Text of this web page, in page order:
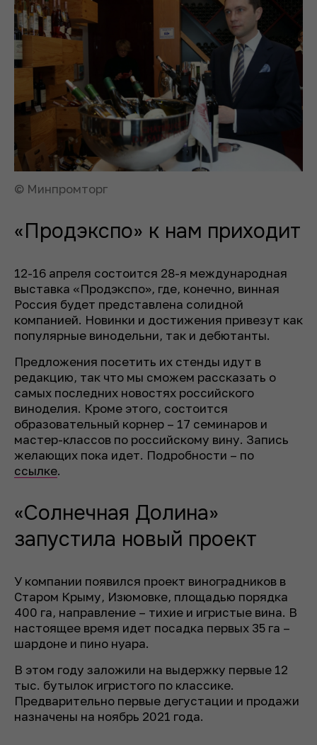
© Минпромторг
«Продэкспо» к нам приходит
12-16 апреля состоится 28-я международная
выставка «Продэкспо», где, конечно, винная
Россия будет представлена солидной
компанией. Новинки и достижения привезут как
популярные винодельни, так и дебютанты.
Предложения посетить их стенды идут в
редакцию, так что мы сможем рассказать о
самых последних новостях российского
виноделия. Кроме этого, состоится
образовательный корнер – 17 семинаров и
мастер-классов по российскому вину. Запись
желающих пока идет. Подробности – по
ссылке.
«Солнечная Долина»
запустила новый проект
У компании появился проект виноградников в
Старом Крыму, Изюмовке, площадью порядка
400 га, направление – тихие и игристые вина. В
настоящее время идет посадка первых 35 га –
шардоне и пино нуара.
В этом году заложили на выдержку первые 12
тыс. бутылок игристого по классике.
Предварительно первые дегустации и продажи
назначены на ноябрь 2021 года.